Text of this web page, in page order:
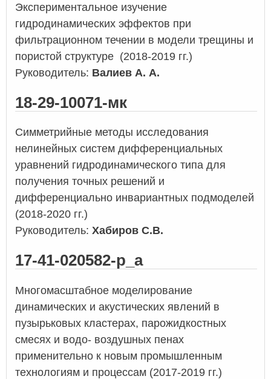
Экспериментальное изучение
гидродинамических эффектов при
фильтрационном течении в модели трещины и
пористой структуре (2018-2019 гг.)
Руководитель: Валиев А. А.
18-29-10071-мк
Симметрийные методы исследования
нелинейных систем дифференциальных
уравнений гидродинамического типа для
получения точных решений и
дифференциально инвариантных подмоделей
(2018-2020 гг.)
Руководитель: Хабиров С.В.
17-41-020582-р_а
Многомасштабное моделирование
динамических и акустических явлений в
пузырьковых кластерах, парожидкостных
смесях и водо- воздушных пенах
применительно к новым промышленным
технологиям и процессам (2017-2019 гг.)